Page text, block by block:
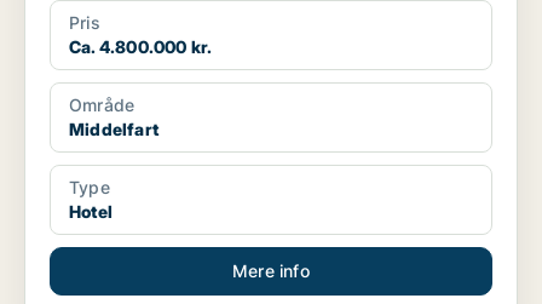
Pris
Ca. 4.800.000 kr.
Område
Middelfart
Type
Hotel
Mere info